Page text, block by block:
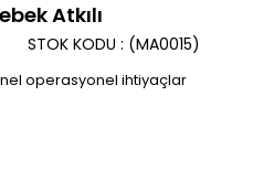
Atkılı
(MA0015)
STOK KODU
operasyonel ihtiyaçlar